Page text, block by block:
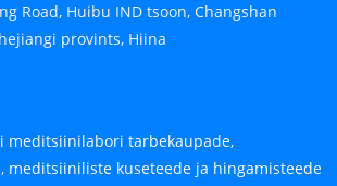
Road, Huibu IND tsoon, Changshan
provints, Hiina
meditsiinilabori tarbekaupade,
meditsiiniliste kuseteede ja hingamisteede